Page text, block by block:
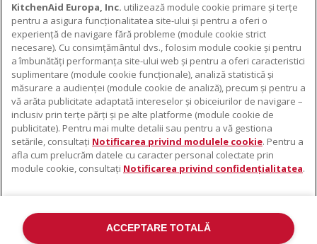
DESPRE KITCHENAID
Despre KitchenAid
Istoria mărcii
ODR
PRODUSELE NOASTRE
Electrocasnice mici
Accesorii pentru produse
SUPORT
De unde cumpărați
Localizator centre de service
Contacte
KitchenAid Europa, Inc. utilizează module cookie primare și terțe
pentru a asigura funcționalitatea site-ului și pentru a oferi o
experiență de navigare fără probleme (module cookie strict
necesare). Cu consimțământul dvs., folosim module cookie și pentru
a îmbunătăți performanța site-ului web și pentru a oferi caracteristici
suplimentare (module cookie funcționale), analiză statistică și
măsurare a audienței (module cookie de analiză), precum și pentru a
vă arăta publicitate adaptată intereselor și obiceiurilor de navigare –
inclusiv prin terțe părți și pe alte platforme (module cookie de
publicitate). Pentru mai multe detalii sau pentru a vă gestiona
setările, consultați Notificarea privind modulele cookie. Pentru a
afla cum prelucrăm datele cu caracter personal colectate prin
module cookie, consultați Notificarea privind confidențialitatea.
ACCEPTARE TOTALĂ